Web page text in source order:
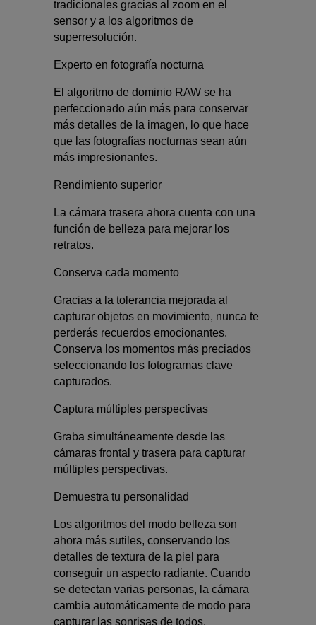
tradicionales gracias al zoom en el
sensor y a los algoritmos de
superresolución.
Experto en fotografía nocturna
El algoritmo de dominio RAW se ha
perfeccionado aún más para conservar
más detalles de la imagen, lo que hace
que las fotografías nocturnas sean aún
más impresionantes.
Rendimiento superior
La cámara trasera ahora cuenta con una
función de belleza para mejorar los
retratos.
Conserva cada momento
Gracias a la tolerancia mejorada al
capturar objetos en movimiento, nunca te
perderás recuerdos emocionantes.
Conserva los momentos más preciados
seleccionando los fotogramas clave
capturados.
Captura múltiples perspectivas
Graba simultáneamente desde las
cámaras frontal y trasera para capturar
múltiples perspectivas.
Demuestra tu personalidad
Los algoritmos del modo belleza son
ahora más sutiles, conservando los
detalles de textura de la piel para
conseguir un aspecto radiante. Cuando
se detectan varias personas, la cámara
cambia automáticamente de modo para
capturar las sonrisas de todos.